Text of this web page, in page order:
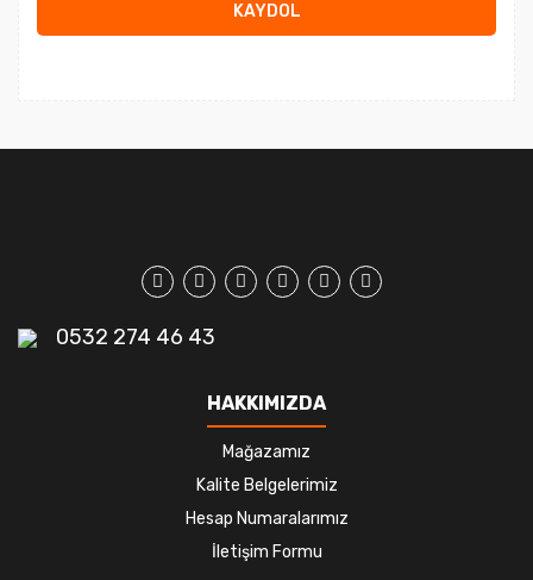
KAYDOL
0532 274 46 43
HAKKIMIZDA
Mağazamız
Kalite Belgelerimiz
Hesap Numaralarımız
İletişim Formu